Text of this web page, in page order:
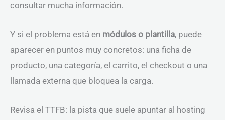
consultar mucha información.
Y si el problema está en módulos o plantilla, puede
aparecer en puntos muy concretos: una ficha de
producto, una categoría, el carrito, el checkout o una
llamada externa que bloquea la carga.
Revisa el TTFB: la pista que suele apuntar al hosting